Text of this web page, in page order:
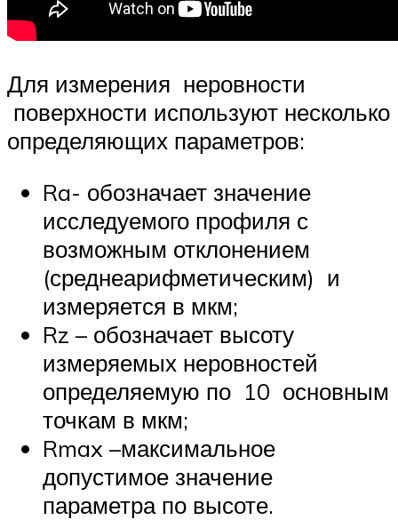
Для измерения неровности
поверхности используют несколько
определяющих параметров:
Ra- обозначает значение
исследуемого профиля с
возможным отклонением
(среднеарифметическим) и
измеряется в мкм;
Rz – обозначает высоту
измеряемых неровностей
определяемую по 10 основным
точкам в мкм;
Rmax –максимальное
допустимое значение
параметра по высоте.